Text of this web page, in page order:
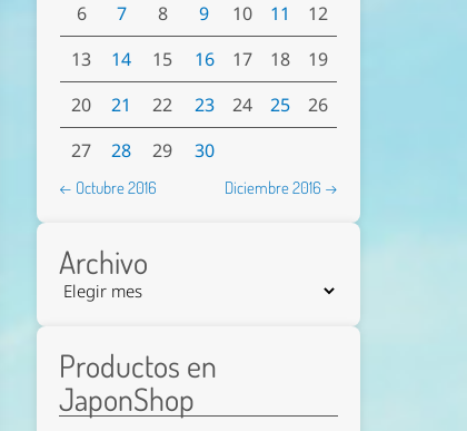
6
7 8 9 10 11
12
13
14 15 16 17 18
19
20
21 22 23 24 25
26
27
28 29 30
← Octubre 2016 Diciembre 2016 →
Archivo
Productos en
JaponShop